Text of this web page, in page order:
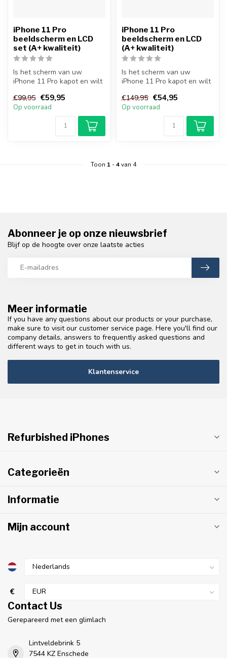
iPhone 11 Pro
beeldscherm en LCD
set (A+ kwaliteit)
Is het scherm van uw
iPhone 11 Pro kapot en wilt
s...
€99,95 €59,95
Op voorraad
iPhone 11 Pro
beeldscherm en LCD
(A+ kwaliteit)
Is het scherm van uw
iPhone 11 Pro kapot en wilt
s...
€149,95 €54,95
Op voorraad
Toon 1-4van 4
Meer informatie
If you have any questions about our products or your purchase,
make sure to visit our customer service page. Here you'll find our
company details, answers to frequently asked questions and
different ways to get in touch with us.
Klantenservice
Abonneer je op onze nieuwsbrief
Blijf op de hoogte over onze laatste acties
Refurbished iPhones
Categorieën
Informatie
Mijn account
€
Contact Us
Gerepareerd met een glimlach
Lintveldebrink 5
7544 KZ Enschede